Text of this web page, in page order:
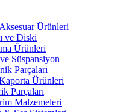
Ürünleri
ve Diski
Ürünleri
Süspansiyon
Parçaları
Ürünleri
Parçaları
Malzemeleri